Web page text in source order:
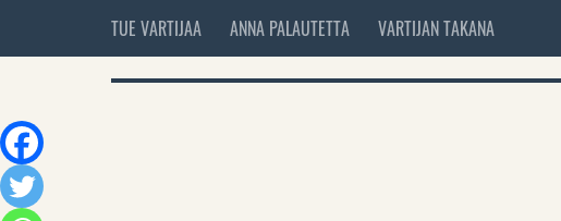
TUE VARTIJAA ANNA PALAUTETTA VARTIJAN TAKANA